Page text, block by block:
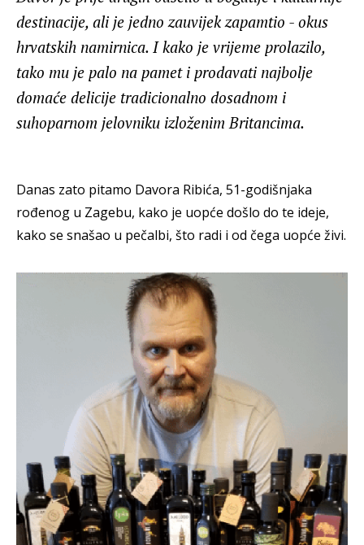
destinacije, ali je jedno zauvijek zapamtio - okus
hrvatskih namirnica. I kako je vrijeme prolazilo,
tako mu je palo na pamet i prodavati najbolje
domaće delicije tradicionalno dosadnom i
suhoparnom jelovniku izloženim Britancima.
Danas zato pitamo Davora Ribića, 51-godišnjaka
rođenog u Zagebu, kako je uopće došlo do te ideje,
kako se snašao u pečalbi, što radi i od čega uopće živi.